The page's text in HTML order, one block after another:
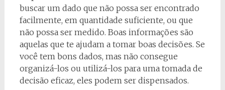
buscar um dado que não possa ser encontrado
facilmente, em quantidade suficiente, ou que
não possa ser medido. Boas informações são
aquelas que te ajudam a tomar boas decisões. Se
você tem bons dados, mas não consegue
organizá-los ou utilizá-los para uma tomada de
decisão eficaz, eles podem ser dispensados.